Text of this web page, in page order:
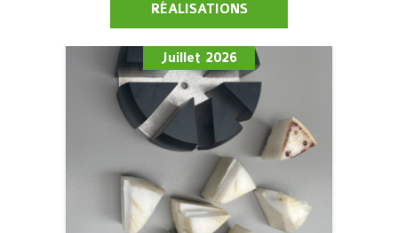
RÉALISATIONS
Juillet 2026